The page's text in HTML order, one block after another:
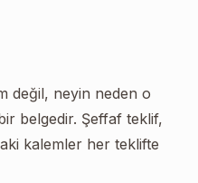
değil, neyin neden o
belgedir. Şeffaf teklif,
kalemler her teklifte